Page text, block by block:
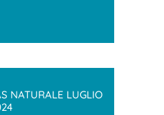
NATURALE LUGLIO